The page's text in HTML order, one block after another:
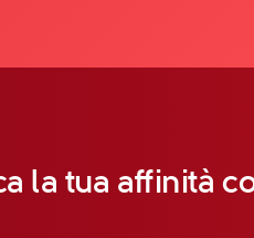
la tua affinità